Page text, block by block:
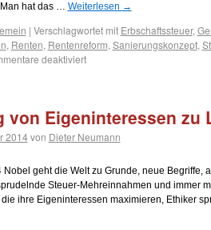
hat das … Weiterlesen →
| Verschlagwortet mit Erbschaftssteuer,
, Renten, Rentenreform, Sanierungskonzept,
deaktiviert
von Eigeninteressen zu
2014 von Dieter Neumann
Nobel geht die Welt zu Grunde, neue Begriffe,
Steuer-Mehreinnahmen und immer
ihre Eigeninteressen maximieren, Ethiker